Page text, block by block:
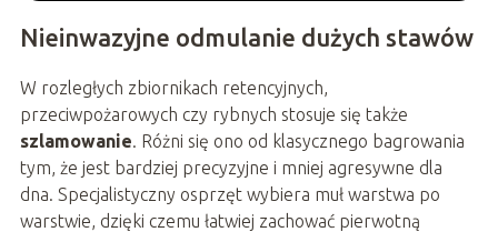
Nieinwazyjne odmulanie dużych stawów
W rozległych zbiornikach retencyjnych,
przeciwpożarowych czy rybnych stosuje się także
szlamowanie. Różni się ono od klasycznego bagrowania
tym, że jest bardziej precyzyjne i mniej agresywne dla
dna. Specjalistyczny osprzęt wybiera muł warstwa po
warstwie, dzięki czemu łatwiej zachować pierwotną